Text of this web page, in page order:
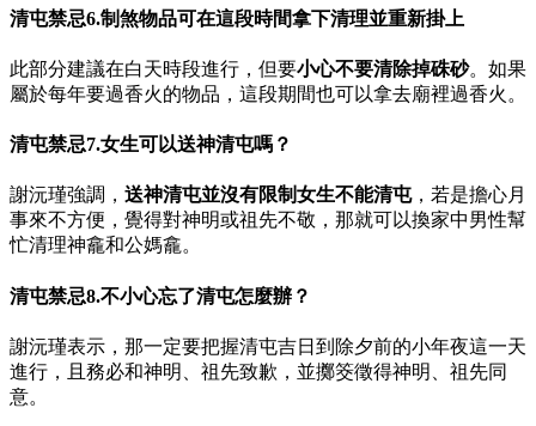
清屯禁忌6.制煞物品可在這段時間拿下清理並重新掛上
此部分建議在白天時段進行，但要小心不要清除掉硃砂。如果
屬於每年要過香火的物品，這段期間也可以拿去廟裡過香火。
清屯禁忌7.女生可以送神清屯嗎？
謝沅瑾強調， 送神清屯並沒有限制女生不能清屯，若是擔心月
事來不方便，覺得對神明或祖先不敬，那就可以換家中男性幫
忙清理神龕和公媽龕。
清屯禁忌8.不小心忘了清屯怎麼辦？
謝沅瑾表示，那一定要把握清屯吉日到除夕前的小年夜這一天
進行，且務必和神明、祖先致歉，並擲筊徵得神明、祖先同
意。